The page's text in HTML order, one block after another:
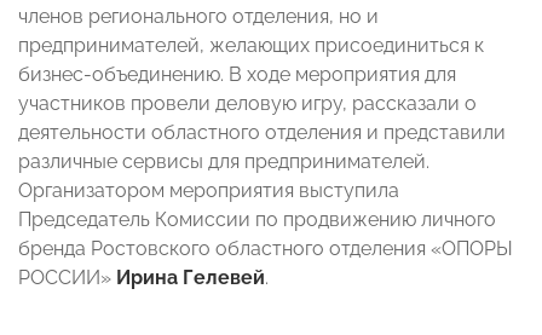
членов регионального отделения, но и
предпринимателей, желающих присоединиться к
бизнес-объединению. В ходе мероприятия для
участников провели деловую игру, рассказали о
деятельности областного отделения и представили
различные сервисы для предпринимателей.
Организатором мероприятия выступила
Председатель Комиссии по продвижению личного
бренда Ростовского областного отделения «ОПОРЫ
РОССИИ» Ирина Гелевей.